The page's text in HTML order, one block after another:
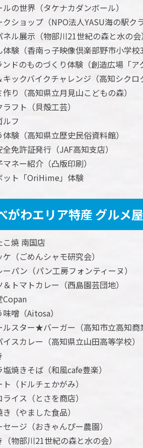
の世界（タケナカダンボール）
ショップ（NPO法人YASU海の駅クラ
ル展示（物部川21世紀の森と水の会）
験（香南っ子映像倶楽部野市小学校3
ドのものづくり体験（創造広場「ア
ックバイクチャレンジ（高知シクロ
り（高知県立月見山こどもの森）
フト（貝殻工芸）
フ
験（高知県立歴史民俗資料館）
免許証発行（JAF高知支店）
ネー紹介（凸版印刷）
ト「OriHime」体験
がわエリア特産 グルメ
焼 南国店
（ごめんシャモ研究会）
パン（パン工房フォンティーヌ）
トマトカレー（西島園芸団地）
噌（Aitosa）
スター★バーガー（高知市立高知商
スカレー（高知県立山田高等学校）
焼きそば（和風cafe豊楽）
（ドルチェかがみ）
イス（とさを商店）
（やました食品）
ージ（おきゃんぴー農園）
物部川21世紀の森と水の会）